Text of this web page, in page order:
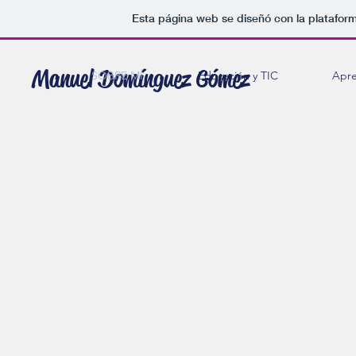
Esta página web se diseñó con la
Manuel Domínguez Gómez
SOBRE MÍ Educación y TIC